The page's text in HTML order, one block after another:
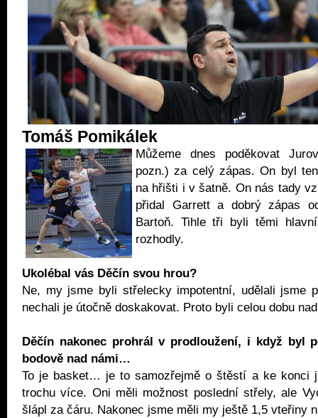
Tomáš Pomikálek
Můžeme dnes poděkovat
pozn.) za celý zápas. On byl
na hřišti i v šatně. On nás tady
přidal Garrett a dobrý zápas
Bartoň. Tihle tři byli těmi
rozhodly.
Ukolébal vás Děčín svou hrou?
Ne, my jsme byli střelecky impotentní, udělali jsme
nechali je útočně doskakovat. Proto byli celou dobu
Děčín nakonec prohrál v prodloužení, i když byl
bodově nad námi…
To je basket… je to samozřejmě o štěstí a ke konci
trochu více. Oni měli možnost poslední střely, ale
šlápl za čáru. Nakonec jsme měli my ještě 1,5 vteřiny